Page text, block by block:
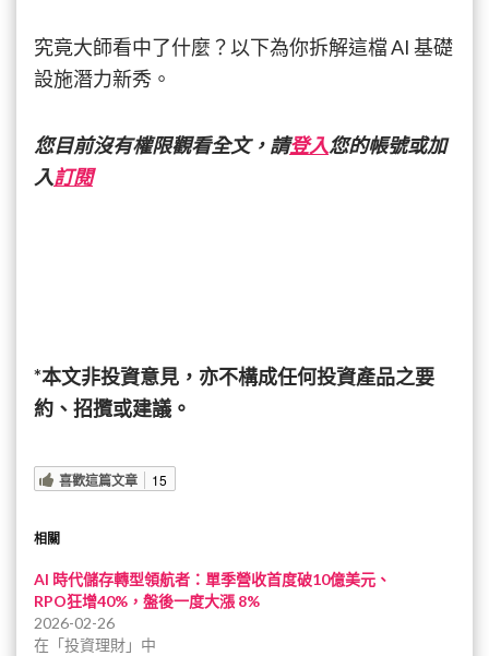
究竟大師看中了什麼？以下為你拆解這檔 AI 基礎
設施潛力新秀。
您目前沒有權限觀看全文，請登入您的帳號或加
入訂閱
*本文非投資意見，亦不構成任何投資產品之要
約、招攬或建議。
喜歡這篇文章 15
相關
AI 時代儲存轉型領航者：單季營收首度破10億美元、
RPO狂增40%，盤後一度大漲 8%
2026-02-26
在「投資理財」中